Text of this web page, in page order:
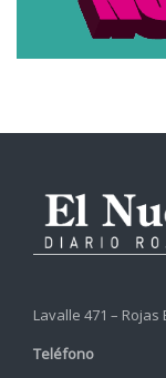
Lavalle 471 – Rojas
Teléfono